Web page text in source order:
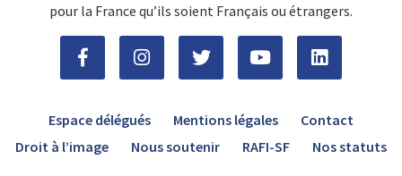
pour la France qu’ils soient Français ou étrangers.
Espace délégués Mentions légales
Contact
Droit à l’image
Nous soutenir RAFI-SF Nos statuts